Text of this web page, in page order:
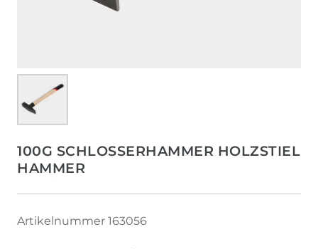
100G SCHLOSSERHAMMER HOLZSTIEL
HAMMER
Artikelnummer 163056